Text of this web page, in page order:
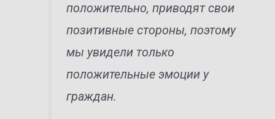
положительно, приводят свои
позитивные стороны, поэтому
мы увидели только
положительные эмоции у
граждан.